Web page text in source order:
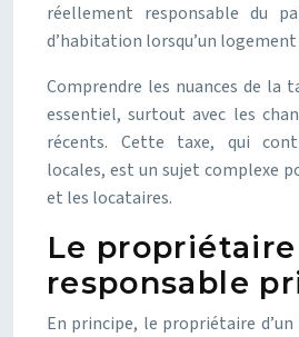
réellement responsable du
d’habitation lorsqu’un logement
Comprendre les nuances de la
essentiel, surtout avec les
récents. Cette taxe, qui
locales, est un sujet complexe
et les locataires.
Le propriétaire
responsable
En principe, le propriétaire